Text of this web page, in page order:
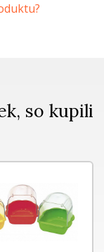
so kupili